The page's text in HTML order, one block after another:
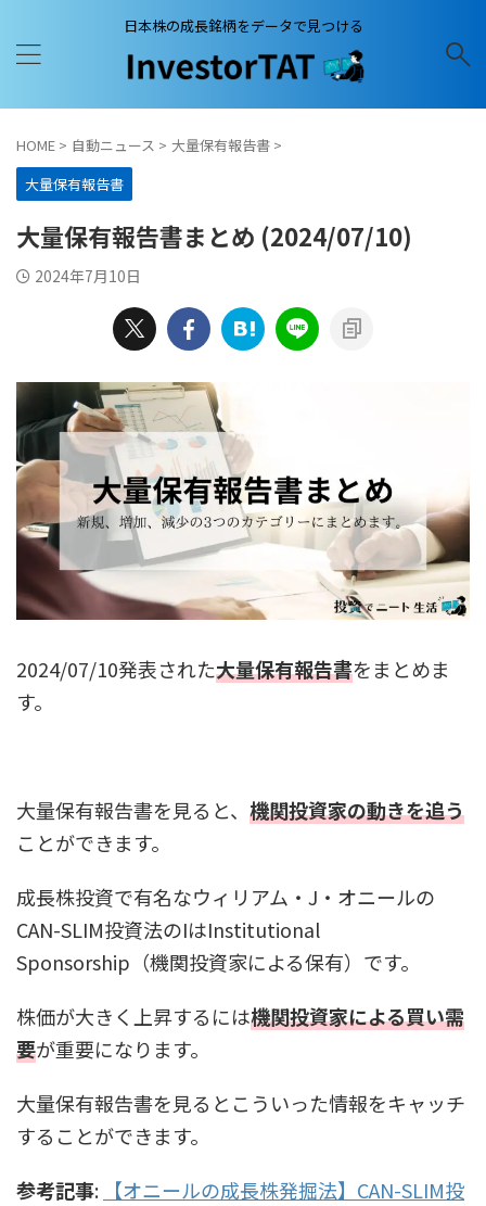
日本株の成長銘柄をデータで見つける
HOME > 自動ニュース > 大量保有報告書 >
大量保有報告書
大量保有報告書まとめ (2024/07/10)
2024年7月10日
2024/07/10発表された大量保有報告書をまとめま
す。
大量保有報告書を見ると、 機関投資家の動きを追う
ことができます。
成長株投資で有名なウィリアム・J・オニールの
CAN-SLIM投資法のIはInstitutional
Sponsorship（機関投資家による保有）です。
株価が大きく上昇するには機関投資家による買い需
要が重要になります。
大量保有報告書を見るとこういった情報をキャッチ
することができます。
参考記事:
【オニールの成長株発掘法】CAN-SLIM投